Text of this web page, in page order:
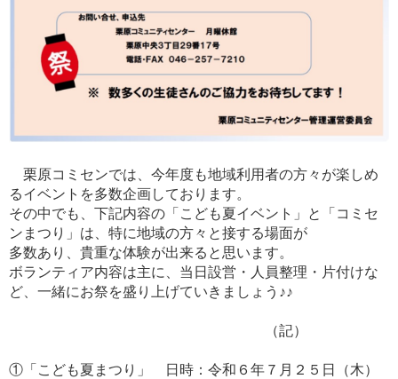
栗原コミセンでは、今年度も地域利用者の方々が楽しめ
るイベントを多数企画しております。
その中でも、下記内容の「こども夏イベント」と「コミセ
ンまつり」は、特に地域の方々と接する場面が
多数あり、貴重な体験が出来ると思います。
ボランティア内容は主に、当日設営・人員整理・片付けな
ど、一緒にお祭を盛り上げていきましょう♪♪
（記）
①「こども夏まつり」 日時：令和６年７月２５日（木）